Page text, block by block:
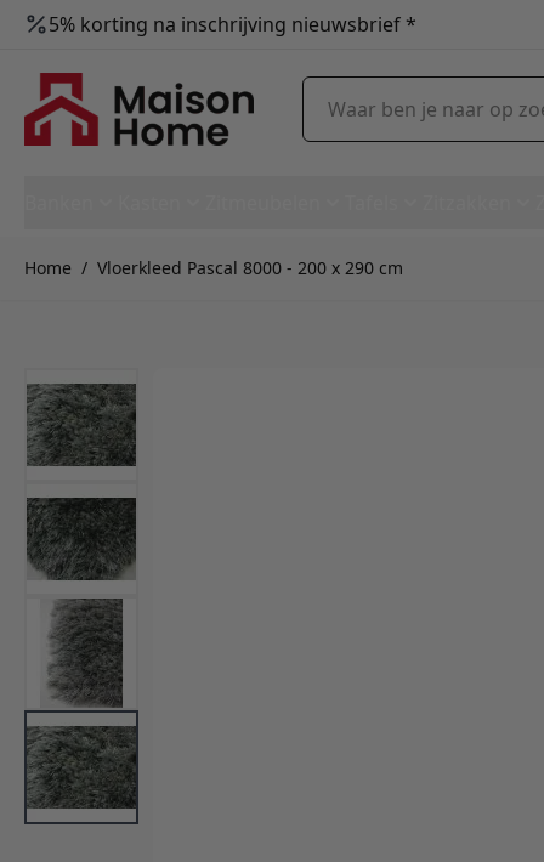
5% korting na inschrijving nieuwsbrief *
Waar ben je naar op zoek?
Home / Vloerkleed Pascal 8000 - 200 x 290 cm
Vloerkleed Pascal 8000 - 200 x